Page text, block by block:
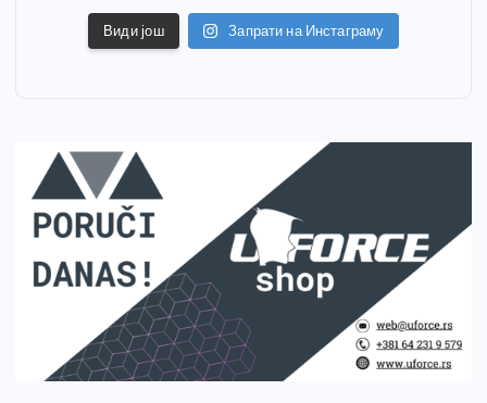
Види још Запрати на Инстаграму